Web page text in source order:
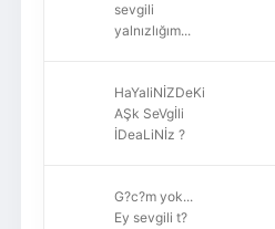
sevgili
yalnızlığım...
HaYaliNİZDeKi
AŞk SeVgİli
İDeaLiNİz ?
G?c?m yok...
Ey sevgili t?